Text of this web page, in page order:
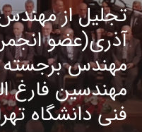
تجلیل از
آذری(عضو
مهندسین فارغ
فنی دانشگاه